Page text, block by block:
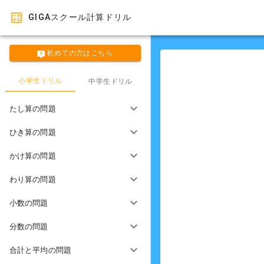
GIGAスクール計算ドリル
初めての方はこちら
小学生ドリル 中学生ドリル
たし算の問題
ひき算の問題
かけ算の問題
わり算の問題
小数の問題
分数の問題
合計と平均の問題